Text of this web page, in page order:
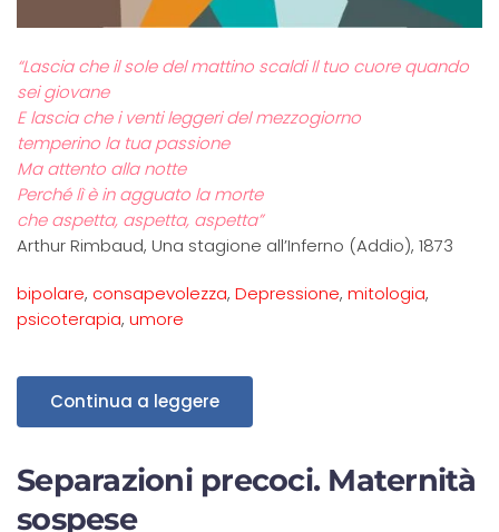
“Lascia che il sole del mattino scaldi Il tuo cuore quando
sei giovane
E lascia che i venti leggeri del mezzogiorno
temperino la tua passione
Ma attento alla notte
Perché lì è in agguato la morte
che aspetta, aspetta, aspetta”
Arthur Rimbaud, Una stagione all’Inferno (Addio), 1873
bipolare, consapevolezza, Depressione, mitologia,
psicoterapia, umore
Continua a leggere
Separazioni precoci. Maternità
sospese